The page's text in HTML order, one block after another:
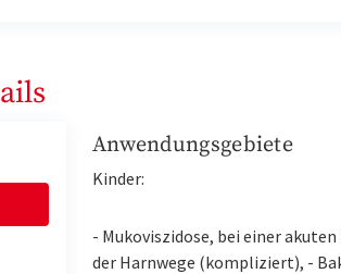
Anwendungsgebiete
Kinder:
- Mukoviszidose, bei einer
der Harnwege (kompliziert), -